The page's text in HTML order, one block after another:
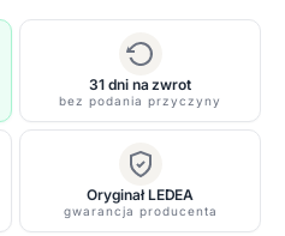
31 dni na zwrot
bez podania przyczyny
Oryginał LEDEA
gwarancja producenta